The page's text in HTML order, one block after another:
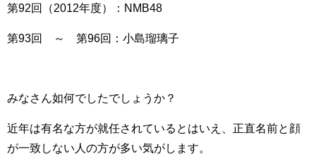
第92回（2012年度）：NMB48
第93回 ～ 第96回：小島瑠璃子
みなさん如何でしたでしょうか？
近年は有名な方が就任されているとはいえ、正直名前と顔
が一致しない人の方が多い気がします。